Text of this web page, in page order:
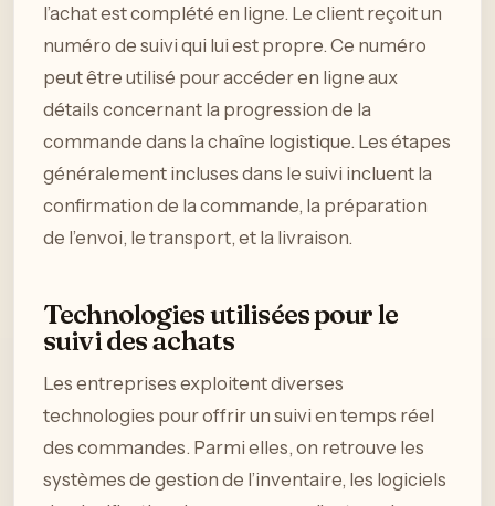
l’achat est complété en ligne. Le client reçoit un
numéro de suivi qui lui est propre. Ce numéro
peut être utilisé pour accéder en ligne aux
détails concernant la progression de la
commande dans la chaîne logistique. Les étapes
généralement incluses dans le suivi incluent la
confirmation de la commande, la préparation
de l’envoi, le transport, et la livraison.
Technologies utilisées pour le
suivi des achats
Les entreprises exploitent diverses
technologies pour offrir un suivi en temps réel
des commandes. Parmi elles, on retrouve les
systèmes de gestion de l’inventaire, les logiciels